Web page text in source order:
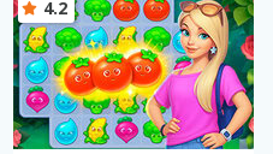
4.2